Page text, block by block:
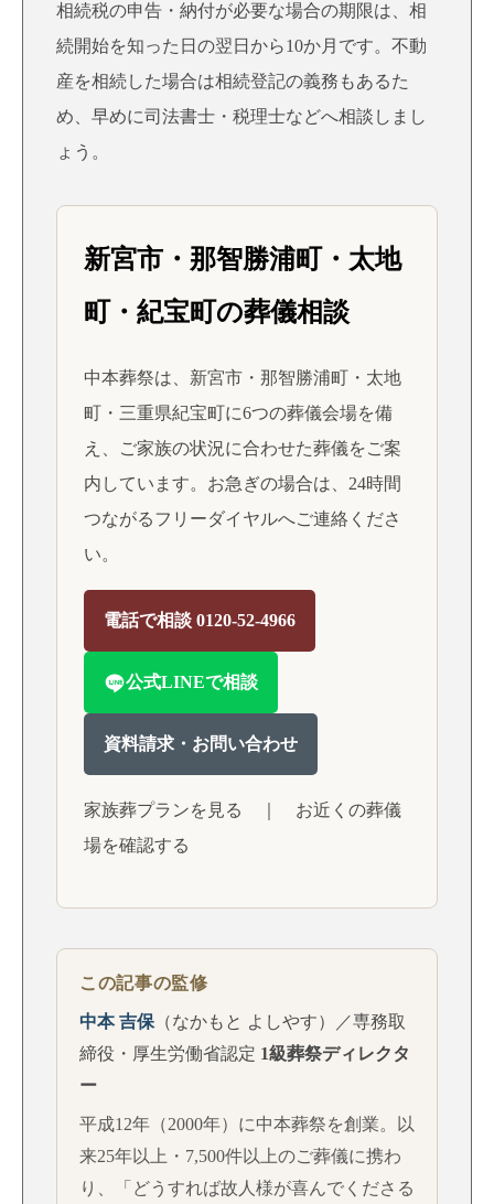
相続税の申告・納付が必要な場合の期限は、相
続開始を知った日の翌日から10か月です。不動
産を相続した場合は相続登記の義務もあるた
め、早めに司法書士・税理士などへ相談しまし
ょう。
新宮市・那智勝浦町・太地
町・紀宝町の葬儀相談
中本葬祭は、新宮市・那智勝浦町・太地
町・三重県紀宝町に6つの葬儀会場を備
え、ご家族の状況に合わせた葬儀をご案
内しています。お急ぎの場合は、24時間
つながるフリーダイヤルへご連絡くださ
い。
電話で相談 0120-52-4966
公式LINEで相談
資料請求・お問い合わせ
家族葬プランを見る
お近くの葬儀
場を確認する
この記事の監修
中本 吉保 （なかもと よしやす）／専務取
締役・厚生労働省認定 1級葬祭ディレクタ
ー
平成12年（2000年）に中本葬祭を創業。以
来25年以上・7,500件以上のご葬儀に携わ
り、「どうすれば故人様が喜んでくださる